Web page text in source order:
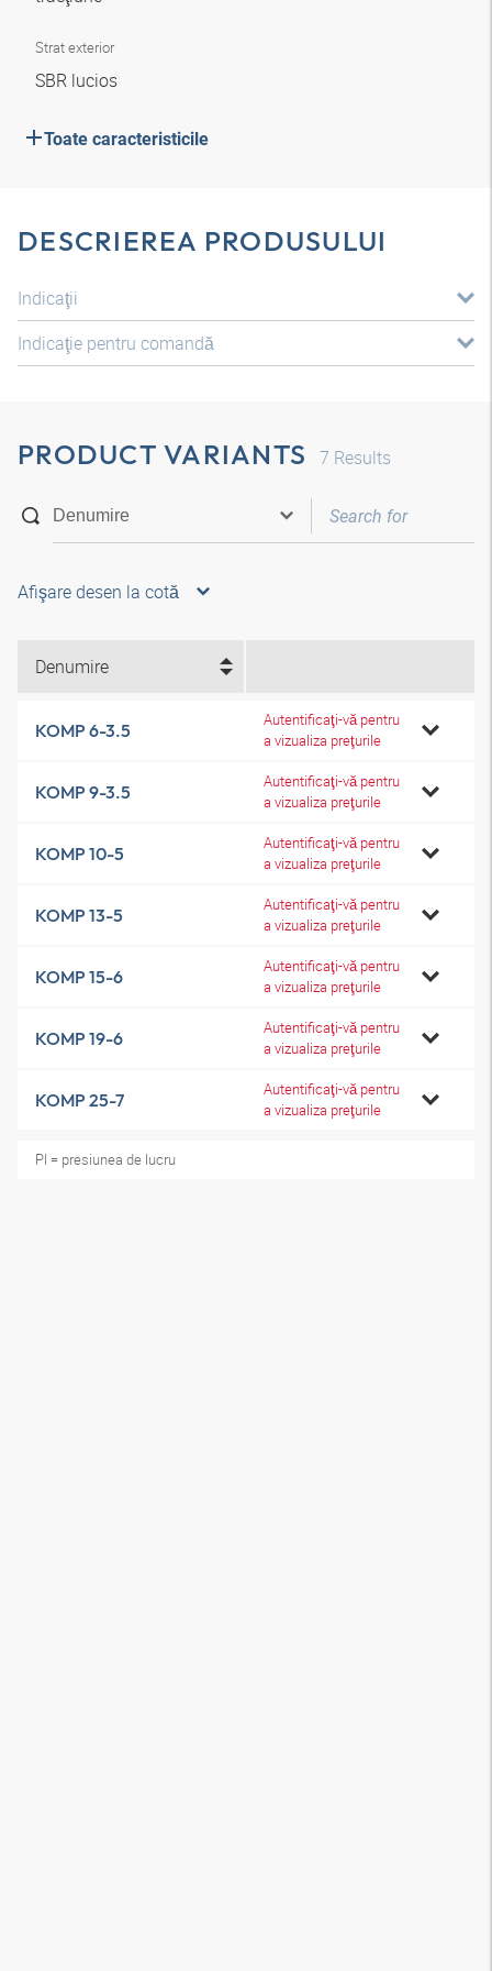
Strat exterior
SBR lucios
Toate caracteristicile
DESCRIEREA PRODUSULUI
Indicaţii
Indicaţie pentru comandă
PRODUCT VARIANTS 7 Results
Afişare desen la cotă
Denumire
KOMP 6-3.5
Autentificaţi-vă pentru
a vizualiza preţurile
KOMP 9-3.5
Autentificaţi-vă pentru
a vizualiza preţurile
KOMP 10-5
Autentificaţi-vă pentru
a vizualiza preţurile
KOMP 13-5
Autentificaţi-vă pentru
a vizualiza preţurile
KOMP 15-6
Autentificaţi-vă pentru
a vizualiza preţurile
KOMP 19-6
Autentificaţi-vă pentru
a vizualiza preţurile
KOMP 25-7
Autentificaţi-vă pentru
a vizualiza preţurile
Pl = presiunea de lucru